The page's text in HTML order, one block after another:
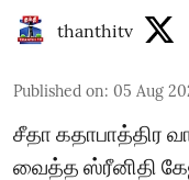
thanthitv
Published on: 05 Aug
சீதா கதாபாத்திர
வைத்த ஸ்ரீனிதி